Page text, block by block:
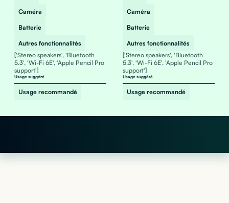
Caméra
Batterie
Autres fonctionnalités
['Stereo speakers', 'Bluetooth
5.3', 'Wi-Fi 6E', 'Apple Pencil Pro
support']
Usage suggéré
Usage recommandé
Caméra
Batterie
Autres fonctionnalités
['Stereo speakers', 'Bluetooth
5.3', 'Wi-Fi 6E', 'Apple Pencil Pro
support']
Usage suggéré
Usage recommandé